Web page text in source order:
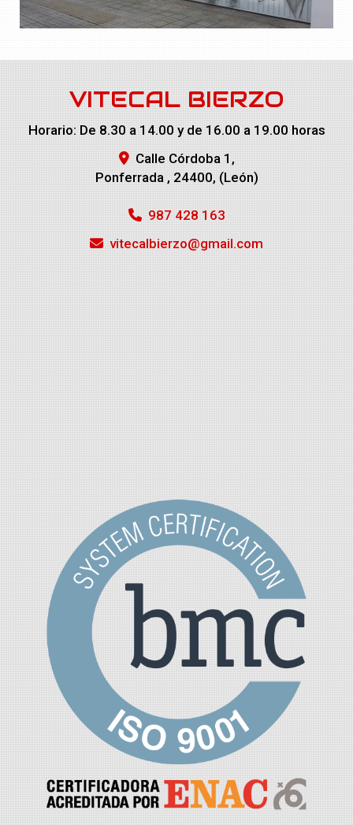
VITECAL BIERZO
Horario: De 8.30 a 14.00 y de 16.00 a 19.00 horas
Calle Córdoba 1,
Ponferrada,24400,(León)
987 428 163
vitecalbierzo
gmail.com